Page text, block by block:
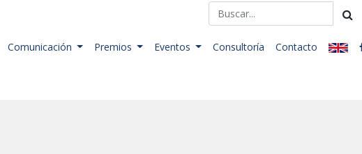
Comunicación Premios Eventos Consultoría Contacto